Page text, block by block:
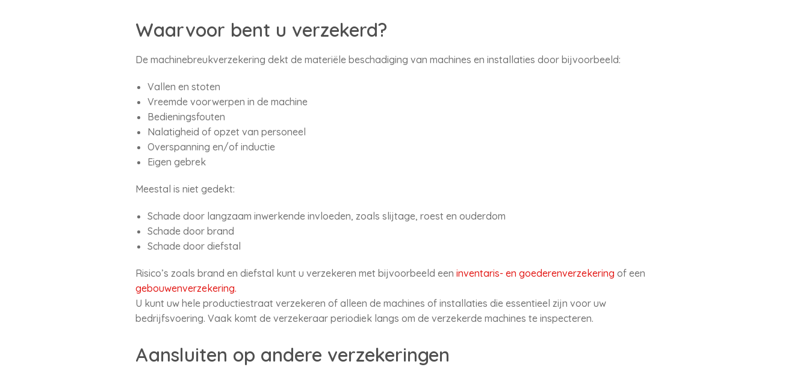
Waarvoor bent u verzekerd?
De machinebreukverzekering dekt de materiële beschadiging van machines en installaties door bijvoorbeeld:
Vallen en stoten
Vreemde voorwerpen in de machine
Bedieningsfouten
Nalatigheid of opzet van personeel
Overspanning en/of inductie
Eigen gebrek
Meestal is niet gedekt:
Schade door langzaam inwerkende invloeden, zoals slijtage, roest en ouderdom
Schade door brand
Schade door diefstal
Risico’s zoals brand en diefstal kunt u verzekeren met bijvoorbeeld een inventaris- en goederenverzekering of een
gebouwenverzekering.
U kunt uw hele productiestraat verzekeren of alleen de machines of installaties die essentieel zijn voor uw
bedrijfsvoering. Vaak komt de verzekeraar periodiek langs om de verzekerde machines te inspecteren.
Aansluiten op andere verzekeringen